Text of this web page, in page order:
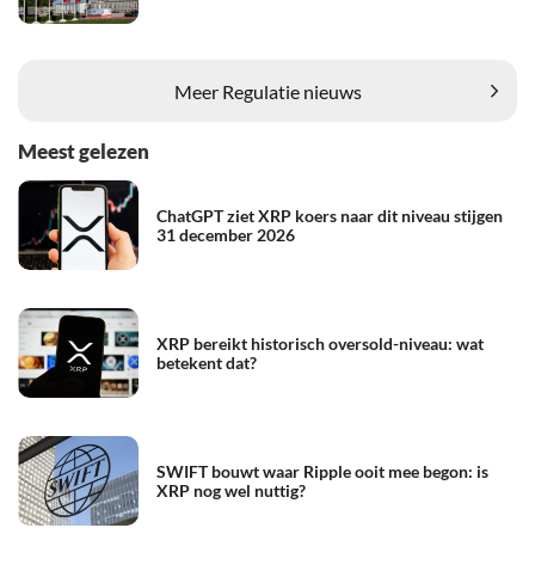
Meer Regulatie nieuws
Meest gelezen
ChatGPT ziet XRP koers naar dit niveau stijgen
31 december 2026
XRP bereikt historisch oversold-niveau: wat
betekent dat?
SWIFT bouwt waar Ripple ooit mee begon: is
XRP nog wel nuttig?